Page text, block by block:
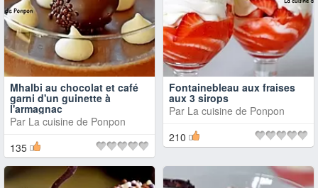
Mhalbi au chocolat et café
garni d'un guinette à
l'armagnac
Par La cuisine de Ponpon
135
Fontainebleau aux fraises
aux 3 sirops
Par La cuisine de Ponpon
210